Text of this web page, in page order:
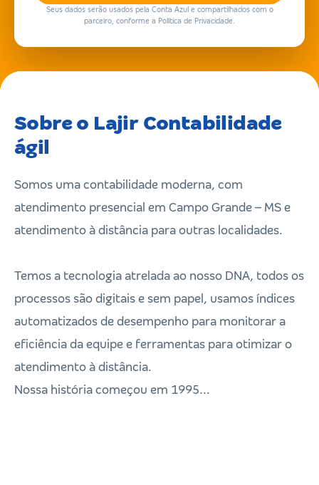
Seus dados serão usados pela Conta Azul e compartilhados com o
parceiro, conforme a Política de Privacidade.
Sobre o Lajir Contabilidade
ágil
Somos uma contabilidade moderna, com
atendimento presencial em Campo Grande – MS e
atendimento à distância para outras localidades.
Temos a tecnologia atrelada ao nosso DNA, todos os
processos são digitais e sem papel, usamos índices
automatizados de desempenho para monitorar a
eficiência da equipe e ferramentas para otimizar o
atendimento à distância.
Nossa história começou em 1995...